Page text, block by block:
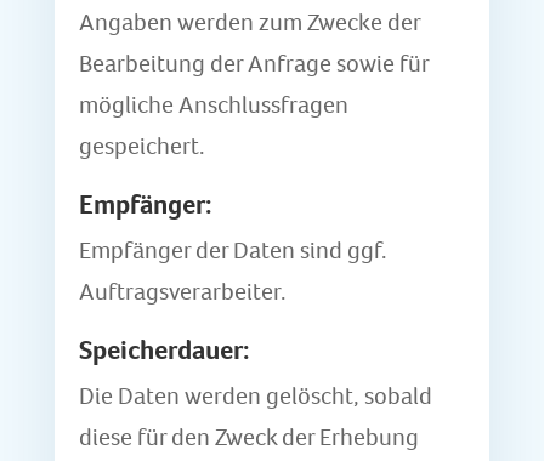
Angaben werden zum Zwecke der
Bearbeitung der Anfrage sowie für
mögliche Anschlussfragen
gespeichert.
Empfänger:
Empfänger der Daten sind ggf.
Auftragsverarbeiter.
Speicherdauer:
Die Daten werden gelöscht, sobald
diese für den Zweck der Erhebung